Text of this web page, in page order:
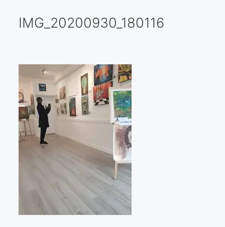
Artistas
Visitas a los ateliers o talleres de artistas
Presse
Qué dicen de nosotros?
Aviso legal
Expositions
Bruit de gommettes Paris 2025
IMG_20200930_180116